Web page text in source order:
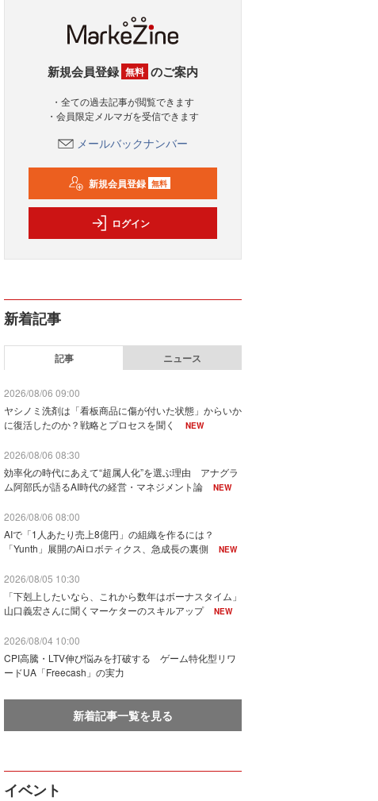
新規会員登録 無料 のご案内
・全ての過去記事が閲覧できます
・会員限定メルマガを受信できます
メールバックナンバー
新規会員登録 無料
ログイン
新着記事
記事 ニュース
2026/08/06 09:00
ヤシノミ洗剤は「看板商品に傷が付いた状態」からいか
に復活したのか？戦略とプロセスを聞く
NEW
2026/08/06 08:30
効率化の時代にあえて“超属人化”を選ぶ理由 アナグラ
ム阿部氏が語るAI時代の経営・マネジメント論
NEW
2026/08/06 08:00
AIで「1人あたり売上8億円」の組織を作るには？
「Yunth」展開のAiロボティクス、急成長の裏側
NEW
2026/08/05 10:30
「下剋上したいなら、これから数年はボーナスタイム」
山口義宏さんに聞くマーケターのスキルアップ
NEW
2026/08/04 10:00
CPI高騰・LTV伸び悩みを打破する ゲーム特化型リワ
ードUA「Freecash」の実力
新着記事一覧を見る
イベント